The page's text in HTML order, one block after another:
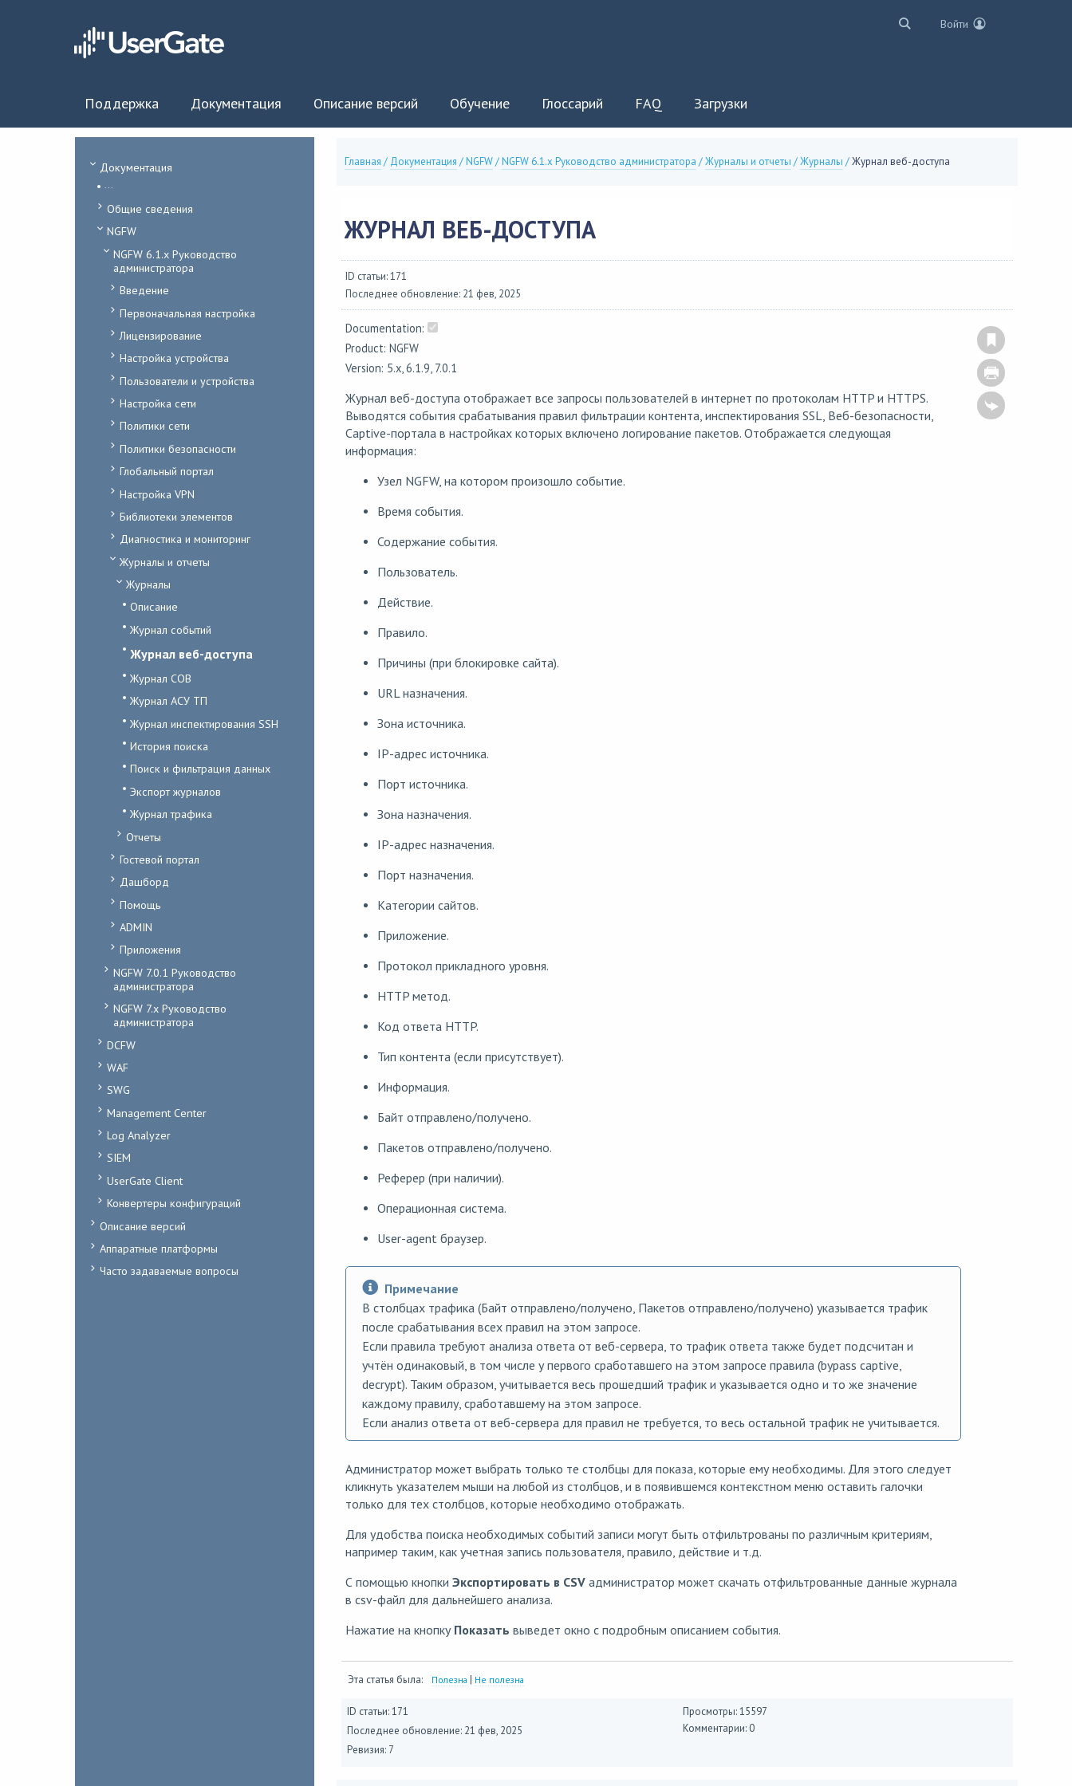
Войти
Поддержка Документация Описание версий Обучение Глоссарий FAQ Загрузки
Документация
...
Общие сведения
NGFW
NGFW 6.1.x Руководство
администратора
Введение
Первоначальная настройка
Лицензирование
Настройка устройства
Пользователи и устройства
Настройка сети
Политики сети
Политики безопасности
Глобальный портал
Настройка VPN
Библиотеки элементов
Диагностика и мониторинг
Журналы и отчеты
Журналы
Описание
Журнал событий
Журнал веб-доступа
Журнал СОВ
Журнал АСУ ТП
Журнал инспектирования SSH
История поиска
Поиск и фильтрация данных
Экспорт журналов
Журнал трафика
Отчеты
Гостевой портал
Дашборд
Помощь
ADMIN
Приложения
NGFW 7.0.1 Руководство
администратора
NGFW 7.x Руководство
администратора
DCFW
WAF
SWG
Management Center
Log Analyzer
SIEM
UserGate Client
Конвертеры конфигураций
Описание версий
Аппаратные платформы
Часто задаваемые вопросы
Главная / Документация /NGFW/NGFW 6.1.x Руководство администратора /Журналы и отчеты /Журналы /Журнал веб-доступа
ЖУРНАЛ ВЕБ-ДОСТУПА
ID статьи: 171
Последнее обновление: 21 фев, 2025
Documentation:
Product: NGFW
Version: 5.x, 6.1.9, 7.0.1
Журнал веб-доступа отображает все запросы пользователей в интернет по протоколам HTTP и HTTPS.
Выводятся события срабатывания правил фильтрации контента, инспектирования SSL, Веб-безопасности,
Captive-портала в настройках которых включено логирование пакетов. Отображается следующая
информация:
Узел NGFW, на котором произошло событие.
Время события.
Содержание события.
Пользователь.
Действие.
Правило.
Причины (при блокировке сайта).
URL назначения.
Зона источника.
IP-адрес источника.
Порт источника.
Зона назначения.
IP-адрес назначения.
Порт назначения.
Категории сайтов.
Приложение.
Протокол прикладного уровня.
HTTP метод.
Код ответа HTTP.
Тип контента (если присутствует).
Информация.
Байт отправлено/получено.
Пакетов отправлено/получено.
Реферер (при наличии).
Операционная система.
User-agent браузер.
Примечание
В столбцах трафика (Байт отправлено/получено, Пакетов отправлено/получено) указывается трафик
после срабатывания всех правил на этом запросе.
Если правила требуют анализа ответа от веб-сервера, то трафик ответа также будет подсчитан и
учтён одинаковый, в том числе у первого сработавшего на этом запросе правила (bypass captive,
decrypt). Таким образом, учитывается весь прошедший трафик и указывается одно и то же значение
каждому правилу, сработавшему на этом запросе.
Если анализ ответа от веб-сервера для правил не требуется, то весь остальной трафик не учитывается.
Администратор может выбрать только те столбцы для показа, которые ему необходимы. Для этого следует
кликнуть указателем мыши на любой из столбцов, и в появившемся контекстном меню оставить галочки
только для тех столбцов, которые необходимо отображать.
Для удобства поиска необходимых событий записи могут быть отфильтрованы по различным критериям,
например таким, как учетная запись пользователя, правило, действие и т.д.
С помощью кнопки Экспортировать в CSVадминистратор может скачать отфильтрованные данные журнала
в csv-файл для дальнейшего анализа.
Нажатие на кнопку Показать выведет окно с подробным описанием события.
Эта статья была: Полезна | Не полезна
ID статьи: 171
Последнее обновление: 21 фев, 2025
Ревизия: 7
Просмотры: 15597
Комментарии: 0